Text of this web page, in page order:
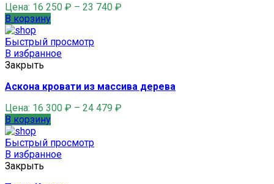
Цена: 16 250 ₽ – 23 740 ₽
В корзину
Быстрый просмотр
В избранное
Закрыть
Аскона кровати из массива дерева
Цена: 16 300 ₽ – 24 479 ₽
В корзину
Быстрый просмотр
В избранное
Закрыть